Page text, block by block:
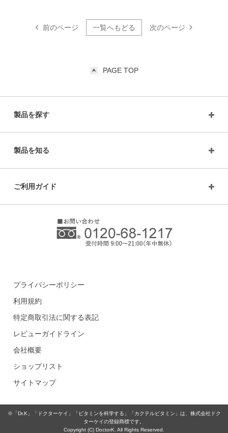
前のページ 一覧へもどる 次のページ
PAGE TOP
製品を探す
製品を知る
ご利用ガイド
プライバシーポリシー
利用規約
特定商取引法に関する表記
レビューガイドライン
会社概要
ショップリスト
サイトマップ
※「Dr.K」「ドクターケイ」「ビタミンを科学する」「カクテルビタミン」は、株式会社ドク
ターケイの登録商標です。
Copyright (C) DoctorK. All Rights Reserved.